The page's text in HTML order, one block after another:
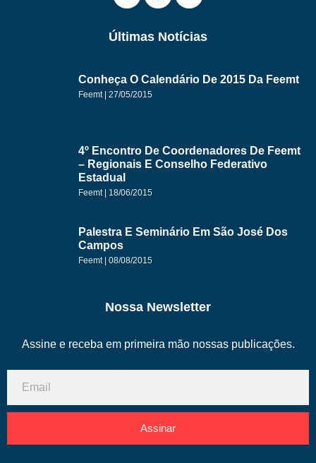
Últimas Notícias
Conheça O Calendário De 2015 Da Feemt
Feemt 27/05/2015
4º Encontro De Coordenadores De Feemt
– Regionais E Conselho Federativo
Estadual
Feemt 18/06/2015
Palestra E Seminário Em São José Dos
Campos
Feemt 08/08/2015
Nossa Newsletter
Assine e receba em primeira mão nossas publicações.
Assinar